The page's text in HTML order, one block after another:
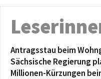
Antragsstau beim
Sächsische Regierung
Millionen-Kürzungen